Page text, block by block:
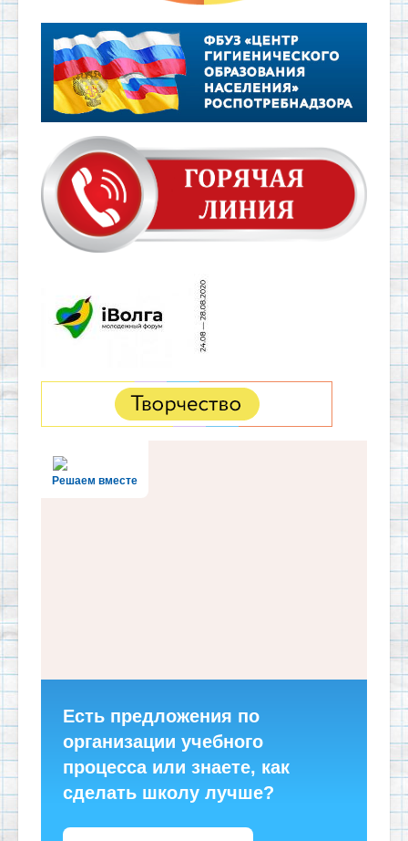
Решаем вместе
Есть предложения по
организации учебного
процесса или знаете, как
сделать школу лучше?